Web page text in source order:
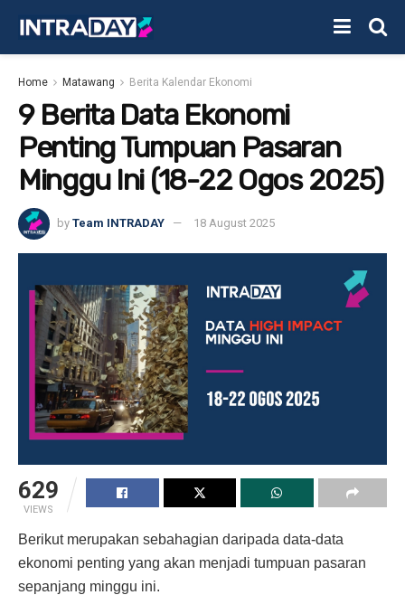
Home Matawang Berita Kalendar Ekonomi
9 Berita Data Ekonomi
Penting Tumpuan Pasaran
Minggu Ini (18-22 Ogos 2025)
by Team INTRADAY 18 August 2025
629
VIEWS
Berikut merupakan sebahagian daripada data-data
ekonomi penting yang akan menjadi tumpuan pasaran
sepanjang minggu ini.